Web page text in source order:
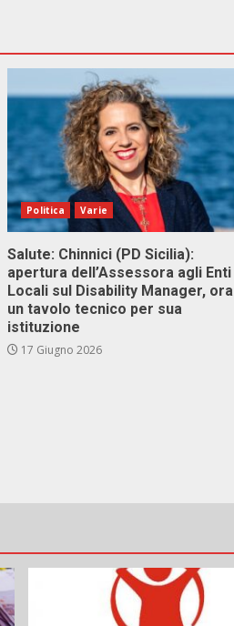
Politica Varie
Salute: Chinnici (PD Sicilia):
apertura dell’Assessora agli Enti
Locali sul Disability Manager, ora
un tavolo tecnico per sua
istituzione
17 Giugno 2026